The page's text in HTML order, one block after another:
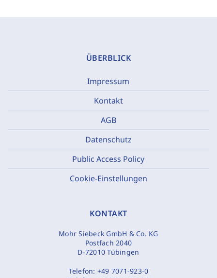
ÜBERBLICK
Impressum
Kontakt
AGB
Datenschutz
Public Access Policy
Cookie-Einstellungen
KONTAKT
Mohr Siebeck GmbH & Co. KG
Postfach 2040
D-72010 Tübingen
Telefon: +49 7071-923-0